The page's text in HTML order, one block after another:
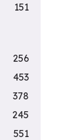
151
256
453
378
245
551